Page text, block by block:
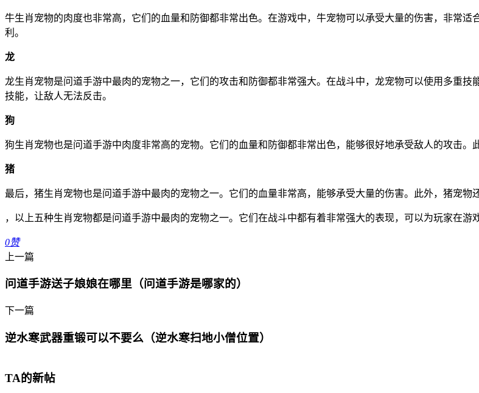
牛生肖宠物的肉度也非常高，它们的血量和防御都非常出色。在游戏中，牛宠物可以承受大量的伤害，非常
利。
龙
龙生肖宠物是问道手游中最肉的宠物之一，它们的攻击和防御都非常强大。在战斗中，龙宠物可以使用多重
技能，让敌人无法反击。
狗
狗生肖宠物也是问道手游中肉度非常高的宠物。它们的血量和防御都非常出色，能够很好地承受敌人的攻击。
猪
最后，猪生肖宠物也是问道手游中最肉的宠物之一。它们的血量非常高，能够承受大量的伤害。此外，猪宠物
，以上五种生肖宠物都是问道手游中最肉的宠物之一。它们在战斗中都有着非常强大的表现，可以为玩家在游
0赞
上一篇
问道手游送子娘娘在哪里（问道手游是哪家的）
下一篇
逆水寒武器重锻可以不要么（逆水寒扫地小僧位置）
TA的新帖